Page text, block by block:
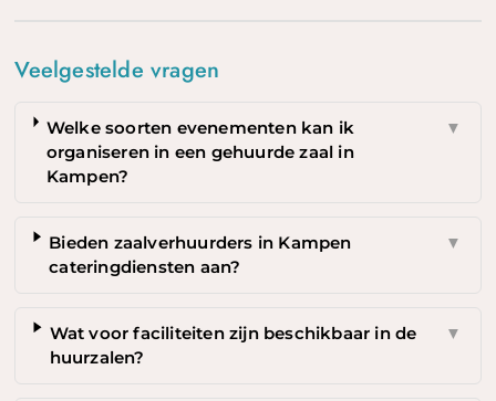
Veelgestelde vragen
Welke soorten evenementen kan ik
organiseren in een gehuurde zaal in
Kampen?
▼
Bieden zaalverhuurders in Kampen
cateringdiensten aan?
▼
Wat voor faciliteiten zijn beschikbaar in de
huurzalen?
▼